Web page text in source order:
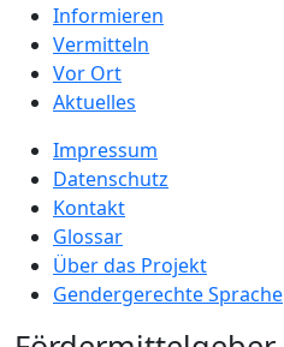
Informieren
Vermitteln
Vor Ort
Aktuelles
Impressum
Datenschutz
Kontakt
Glossar
Über das Projekt
Gendergerechte Sprache